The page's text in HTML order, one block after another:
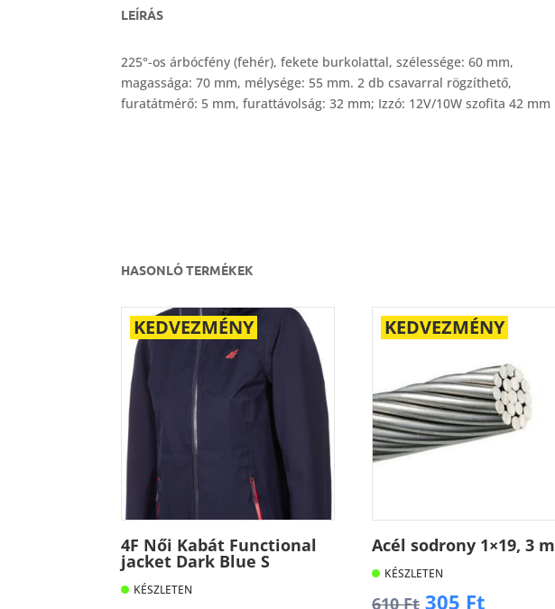
LEÍRÁS
225°-os árbócfény (fehér), fekete burkolattal, szélessége: 60 mm,
magassága: 70 mm, mélysége: 55 mm. 2 db csavarral rögzíthető,
furatátmérő: 5 mm, furattávolság: 32 mm; Izzó: 12V/10W szofita 42 mm
HASONLÓ TERMÉKEK
KEDVEZMÉNY
4F Női Kabát Functional
jacket Dark Blue S
KÉSZLETEN
KEDVEZMÉNY
Acél sodrony 1×19, 3
KÉSZLETEN
610Ft Original
305 Ft